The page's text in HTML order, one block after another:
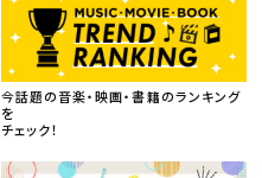
今話題の音楽・映画・書籍のランキング
を
チェック！